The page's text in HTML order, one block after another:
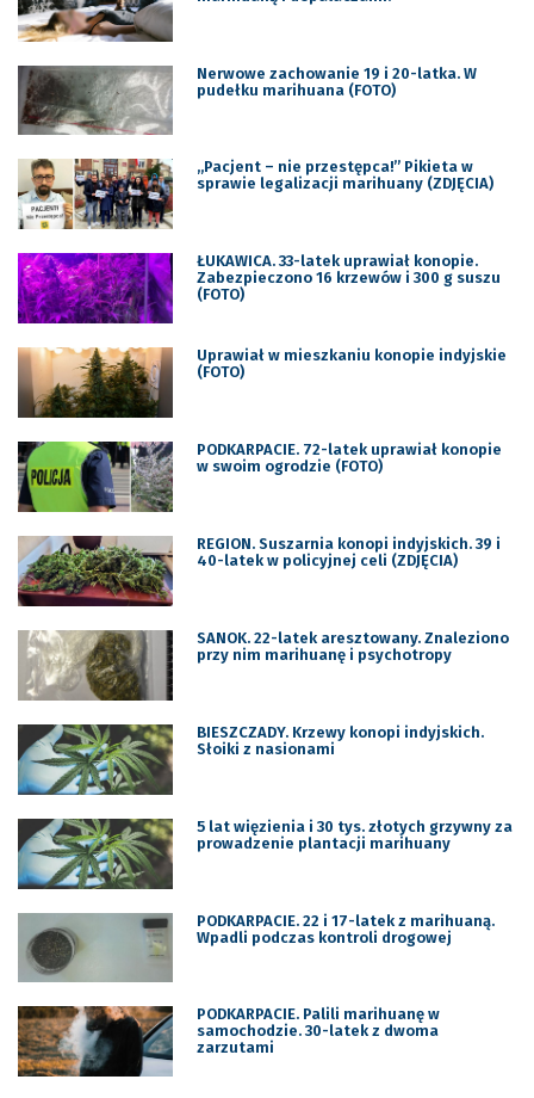
Nerwowe zachowanie 19 i 20-latka. W
pudełku marihuana (FOTO)
„Pacjent – nie przestępca!” Pikieta w
sprawie legalizacji marihuany (ZDJĘCIA)
ŁUKAWICA. 33-latek uprawiał konopie.
Zabezpieczono 16 krzewów i 300 g suszu
(FOTO)
Uprawiał w mieszkaniu konopie indyjskie
(FOTO)
PODKARPACIE. 72-latek uprawiał konopie
w swoim ogrodzie (FOTO)
REGION. Suszarnia konopi indyjskich. 39 i
40-latek w policyjnej celi (ZDJĘCIA)
SANOK. 22-latek aresztowany. Znaleziono
przy nim marihuanę i psychotropy
BIESZCZADY. Krzewy konopi indyjskich.
Słoiki z nasionami
5 lat więzienia i 30 tys. złotych grzywny za
prowadzenie plantacji marihuany
PODKARPACIE. 22 i 17-latek z marihuaną.
Wpadli podczas kontroli drogowej
PODKARPACIE. Palili marihuanę w
samochodzie. 30-latek z dwoma
zarzutami